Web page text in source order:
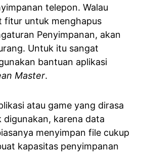
telepon. Walau
fitur untuk menghapus
Penyimpanan, akan
Untuk itu sangat
bantuan aplikasi
Master.
atau game yang dirasa
karena data
menyimpan file cukup
kapasitas penyimpanan